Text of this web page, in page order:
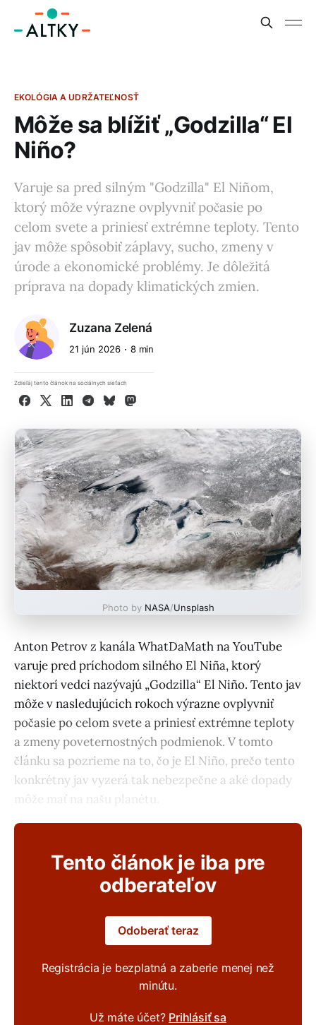
EKOLÓGIA A UDRŽATEĽNOSŤ
Môže sa blížiť „Godzilla“ El
Niño?
Varuje sa pred silným "Godzilla" El Niñom,
ktorý môže výrazne ovplyvniť počasie po
celom svete a priniesť extrémne teploty. Tento
jav môže spôsobiť záplavy, sucho, zmeny v
úrode a ekonomické problémy. Je dôležitá
príprava na dopady klimatických zmien.
Zuzana Zelená
21 jún 2026 8 min
Zdieľaj tento článok na sociálnych sieťach
Facebook
X LinkedInTelegram
BlueskyMastodon
Photo by NASA/Unsplash
Anton Petrov z kanála WhatDaMath na YouTube
varuje pred príchodom silného El Niña, ktorý
niektorí vedci nazývajú „Godzilla“ El Niño. Tento jav
môže v nasledujúcich rokoch výrazne ovplyvniť
počasie po celom svete a priniesť extrémne teploty
a zmeny poveternostných podmienok. V tomto
článku sa pozrieme na to, čo je El Niño, prečo tento
konkrétny jav vyzerá tak nebezpečne a aké dopady
môže mať na našu planétu.
Tento článok je iba pre
odberateľov
Odoberať teraz
Registrácia je bezplatná a zaberie menej než
minútu.
Už máte účet? Prihlásiť sa